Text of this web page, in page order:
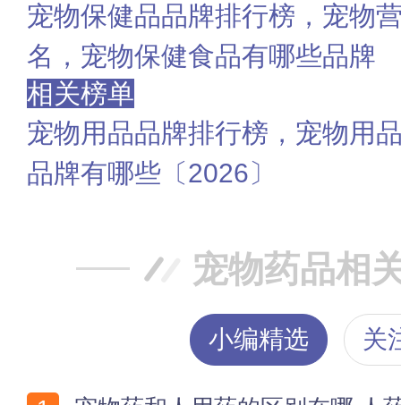
宠物保健品品牌排行榜，宠物
名，宠物保健食品有哪些品牌
相关榜单
宠物用品品牌排行榜，宠物用
品牌有哪些〔2026〕
宠物药品相
小编精选 关